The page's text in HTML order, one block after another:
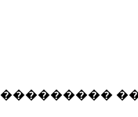
���������